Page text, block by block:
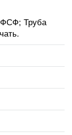
ФСФ; Труба